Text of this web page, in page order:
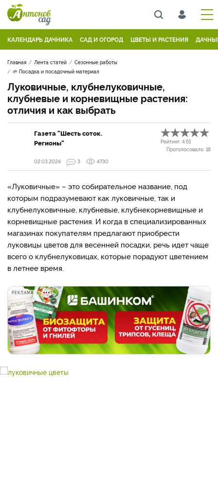
КАЛЕНДАРЬ ДАЧНИКА САД И ОГОРОД ЦВЕТЫ И РАСТЕНИЯ
Главная Лента статей
Сезонные работы
🌱 Посадка и посадочный материал
Луковичные, клубнелуковичные,
клубневые и корневищные растения:
отличия и как выбрать
Газета "Шесть соток.
Регионы"
Рейтинг: 4.61
Проголосовало: 18
02.03.2024
3 4730
«Луковичные» – это собирательное название, под
которым подразумевают как луковичные, так и
клубнелуковичные, клубневые, клубнекорневищные и
корневищные растения. И когда в специализированных
магазинах покупателям предлагают приобрести
луковицы цветов для весенней посадки, речь идет чаще
всего о клубнелуковицах, которые порадуют цветением
в летнее время.
РЕКЛАМА